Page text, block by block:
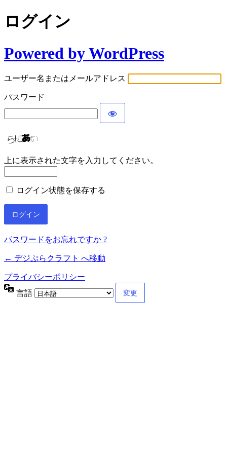
ログイン
Powered by WordPress
ユーザー名またはメールアドレス
パスワード
上に表示された文字を入力してください。
ログイン状態を保存する
パスワードをお忘れですか ?
← デジぷらクラフト へ移動
プライバシーポリシー
言語